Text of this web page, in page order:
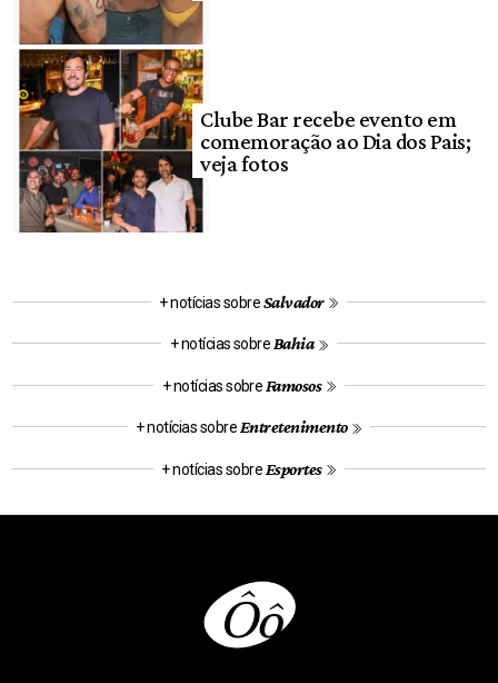
Clube Bar recebe evento em
comemoração ao Dia dos Pais;
veja fotos
+ notícias sobreSalvador
+ notícias sobre Bahia
+ notícias sobre Famosos
+ notícias sobre Entretenimento
+ notícias sobre Esportes